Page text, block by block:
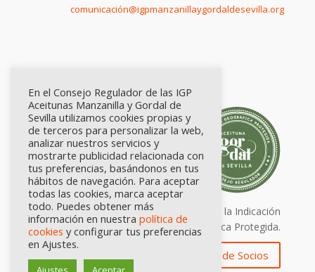
comunicación@igpmanzanillaygordaldesevilla.org
Calidad certificada por Origen. Sellos de la Indicación
Geográfica Protegida.
Zona de Socios
En el Consejo Regulador de las IGP
Aceitunas Manzanilla y Gordal de
Sevilla utilizamos cookies propias y
de terceros para personalizar la web,
analizar nuestros servicios y
mostrarte publicidad relacionada con
tus preferencias, basándonos en tus
hábitos de navegación. Para aceptar
todas las cookies, marca aceptar
todo. Puedes obtener más
información en nuestra política de
cookies y configurar tus preferencias
en Ajustes.